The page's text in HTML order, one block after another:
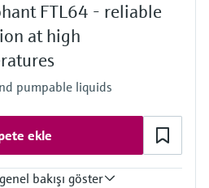
limit
FTL64 - reliable
at high
pumpable liquids
ekle
bakışı göster